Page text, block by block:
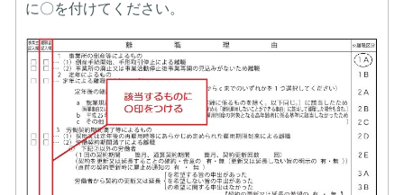
に〇を付けてください。